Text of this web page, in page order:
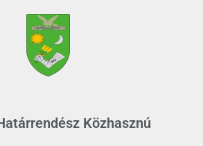
Közhasznú